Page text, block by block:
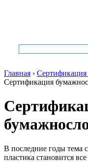
Главная › Сертификация
Сертификация
В последние годы тема
пластика становится